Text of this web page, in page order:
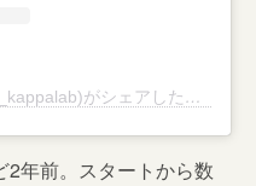
Ken Yamagamiさん(@gamiken_kappalab)がシェアした投稿
年前。スタートから数